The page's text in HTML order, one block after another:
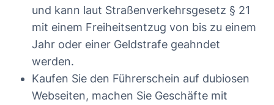
und kann laut Straßenverkehrsgesetz § 21
mit einem Freiheitsentzug von bis zu einem
Jahr oder einer Geldstrafe geahndet
werden.
Kaufen Sie den Führerschein auf dubiosen
Webseiten, machen Sie Geschäfte mit